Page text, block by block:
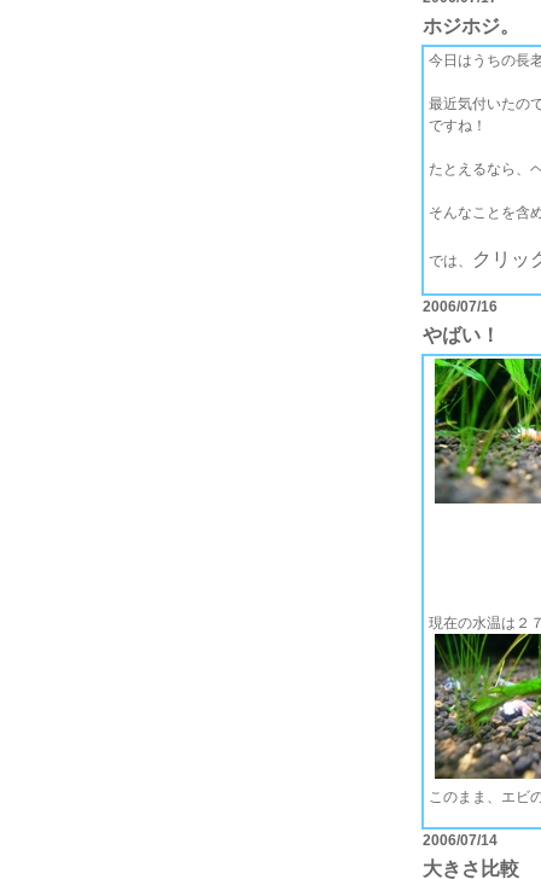
ホジホジ。
今日はうちの長
最近気付いたの
ですね！
たとえるなら、
そんなことを含
では、 クリッ
2006/07/16
やばい！
現在の水温は２
このまま、エビ
2006/07/14
大きさ比較